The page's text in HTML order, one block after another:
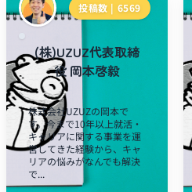
投稿数 | 6569
(株)UZUZ代表取締
役 岡本啓毅
株式会社UZUZの岡本で
す。今まで10年以上就活・
キャリアに関する事業を運
営してきた経験から、キャ
リアの悩みがなんでも解決
で...